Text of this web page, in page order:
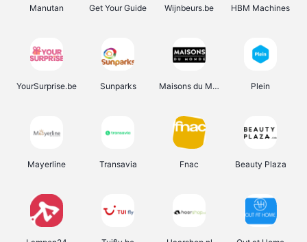
Manutan Get Your Guide Wijnbeurs.be HBM Machines
YourSurprise.be Sunparks Maisons du Monde Plein
Mayerline Transavia Fnac Beauty Plaza